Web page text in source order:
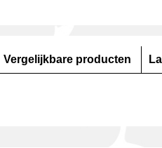
Vergelijkbare producten